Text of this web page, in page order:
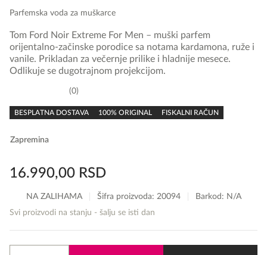
Parfemska voda za muškarce
rating
0
BESPLATNA DOSTAVA 100% ORIGINAL FISKALNI RAČUN
Tom Ford Noir Extreme For Men – muški parfem
orijentalno-začinske porodice sa notama kardamona, ruže i
vanile. Prikladan za večernje prilike i hladnije mesece.
Odlikuje se dugotrajnom projekcijom.
Zapremina
16.990,00 RSD
NA ZALIHAMA Šifra proizvoda: 20094
Barkod: N/A
Svi proizvodi na stanju - šalju se isti dan